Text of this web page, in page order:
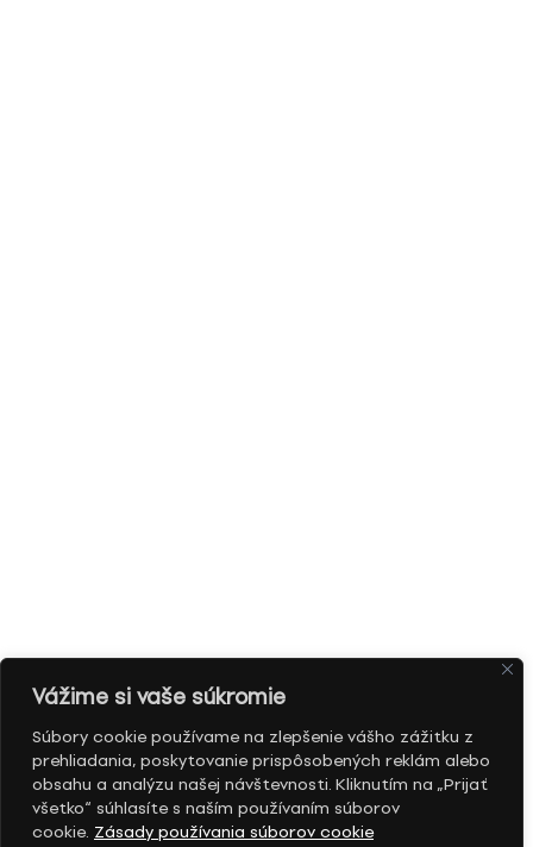
Vážime si vaše súkromie
Súbory cookie používame na zlepšenie vášho zážitku z
prehliadania, poskytovanie prispôsobených reklám alebo
obsahu a analýzu našej návštevnosti. Kliknutím na „Prijať
všetko“ súhlasíte s naším používaním súborov
cookie. Zásady používania súborov cookie